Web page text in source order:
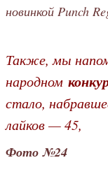
новинкой Punch
Также, мы
народном
стало,
лайков — 45,
Фото №24